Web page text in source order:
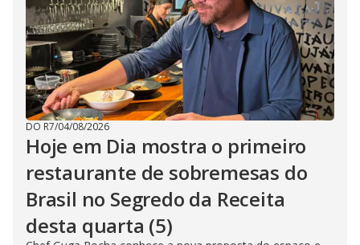
DO R7/04/08/2026
Hoje em Dia mostra o primeiro
restaurante de sobremesas do
Brasil no Segredo da Receita
desta quarta (5)